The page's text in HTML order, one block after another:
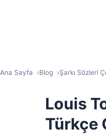
Ana Sayfa Blog Şarkı Sözleri
Louis
Türkçe